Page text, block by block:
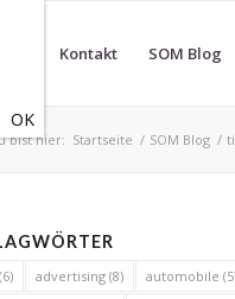
Kontakt SOM Blog
bist hier: Startseite / SOM Blog /
(6) advertising (8) automobile